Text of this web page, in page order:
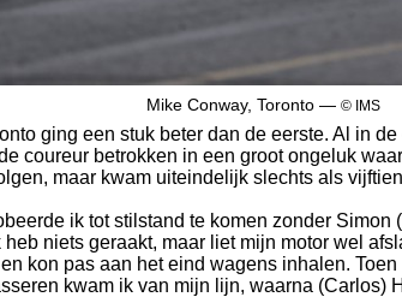
Mike Conway, Toronto — © IMS
ging een stuk beter dan de eerste. Al in
coureur betrokken in een groot ongeluk
maar kwam uiteindelijk slechts als
ik tot stilstand te komen zonder Simon
heb niets geraakt, maar liet mijn motor wel
kon pas aan het eind wagens inhalen.
kwam ik van mijn lijn, waarna (Carlos)